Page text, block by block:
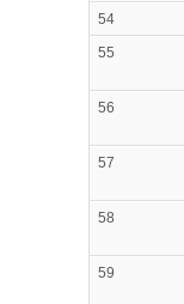
54
55
56
57
58
59